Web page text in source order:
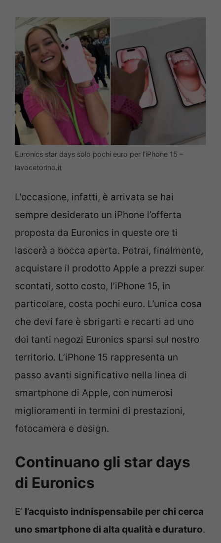
Euronics star days solo pochi euro per l’iPhone 15 –
lavocetorino.it
L’occasione, infatti, è arrivata se hai
sempre desiderato un iPhone l’offerta
proposta da Euronics in queste ore ti
lascerà a bocca aperta. Potrai, finalmente,
acquistare il prodotto Apple a prezzi super
scontati, sotto costo, l’iPhone 15, in
particolare, costa pochi euro. L’unica cosa
che devi fare è sbrigarti e recarti ad uno
dei tanti negozi Euronics sparsi sul nostro
territorio. L’iPhone 15 rappresenta un
passo avanti significativo nella linea di
smartphone di Apple, con numerosi
miglioramenti in termini di prestazioni,
fotocamera e design.
Continuano gli star days
di Euronics
E’ l’acquisto indnispensabile per chi cerca
uno smartphone di alta qualità e duraturo.